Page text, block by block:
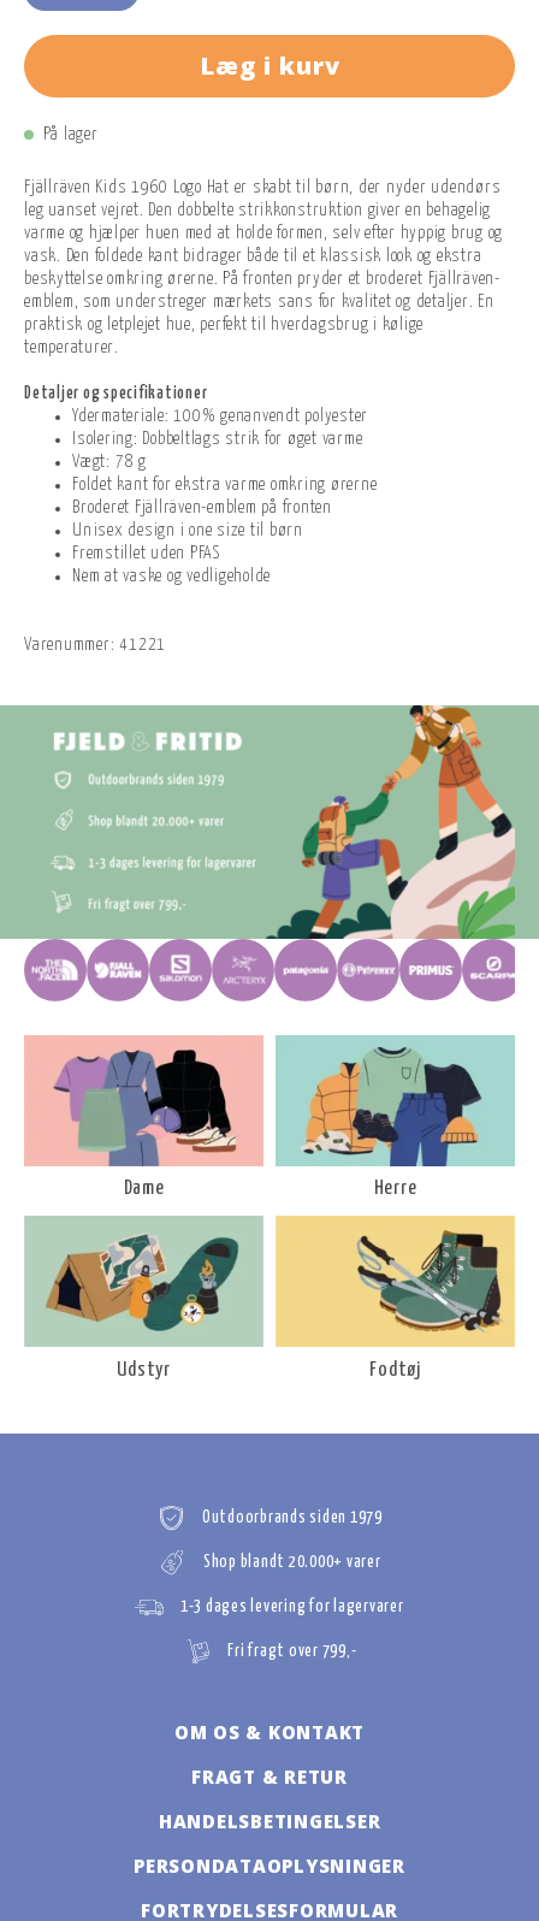
Læg i kurv
På lager
Fjällräven Kids 1960 Logo Hat er skabt til børn, der nyder udendørs
leg uanset vejret. Den dobbelte strikkonstruktion giver en behagelig
varme og hjælper huen med at holde formen, selv efter hyppig brug og
vask. Den foldede kant bidrager både til et klassisk look og ekstra
beskyttelse omkring ørerne. På fronten pryder et broderet Fjällräven-
emblem, som understreger mærkets sans for kvalitet og detaljer. En
praktisk og letplejet hue, perfekt til hverdagsbrug i kølige
temperaturer.
Detaljer og specifikationer
Ydermateriale: 100% genanvendt polyester
Isolering: Dobbeltlags strik for øget varme
Vægt: 78 g
Foldet kant for ekstra varme omkring ørerne
Broderet Fjällräven-emblem på fronten
Unisex design i one size til børn
Fremstillet uden PFAS
Nem at vaske og vedligeholde
Varenummer: 41221
Dame Herre
Udstyr Fodtøj
Outdoorbrands siden 1979
Shop blandt 20.000+ varer
1-3 dages levering for lagervarer
Fri fragt over 799,-
OM OS & KONTAKT
FRAGT & RETUR
HANDELSBETINGELSER
PERSONDATAOPLYSNINGER
FORTRYDELSESFORMULAR